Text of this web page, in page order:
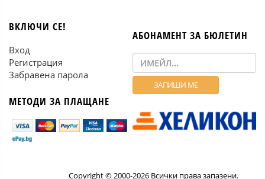
ВКЛЮЧИ СЕ!
Вход
Регистрация
Забравена парола
МЕТОДИ ЗА ПЛАЩАНЕ
АБОНАМЕНТ ЗА БЮЛЕТИН
Copyright © 2000-2026 Всички права запазени.